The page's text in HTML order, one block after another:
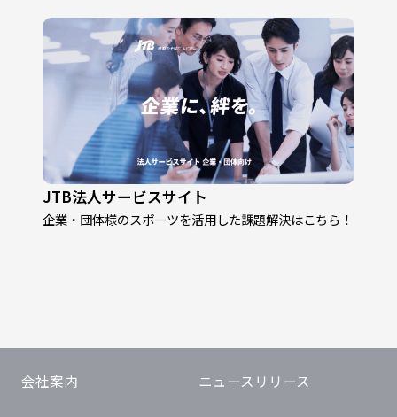
JTB法人サービスサイト
企業・団体様のスポーツを活用した課題解決はこちら！
会社案内 ニュースリリース